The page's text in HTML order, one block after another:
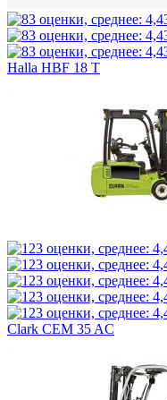
Halla HBF 18 T
Clark CEM 35 AC